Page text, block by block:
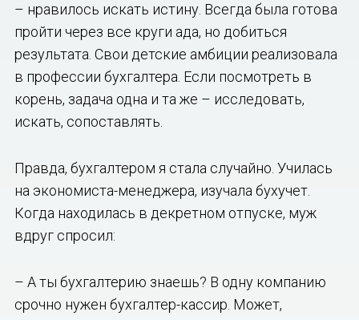
– нравилось искать истину. Всегда была готова
пройти через все круги ада, но добиться
результата. Свои детские амбиции реализовала
в профессии бухгалтера. Если посмотреть в
корень, задача одна и та же – исследовать,
искать, сопоставлять.
Правда, бухгалтером я стала случайно. Училась
на экономиста-менеджера, изучала бухучет.
Когда находилась в декретном отпуске, муж
вдруг спросил:
– А ты бухгалтерию знаешь? В одну компанию
срочно нужен бухгалтер-кассир. Может,